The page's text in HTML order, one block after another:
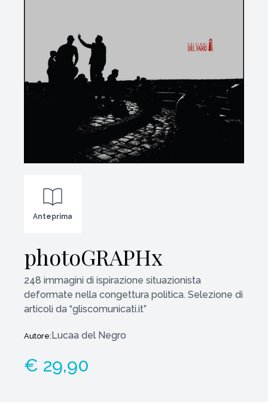
Anteprima
photoGRAPHx
248 immagini di ispirazione situazionista
deformate nella congettura politica. Selezione di
articoli da “gliscomunicati.it”
Autore: Lucaa del Negro
€ 29,90